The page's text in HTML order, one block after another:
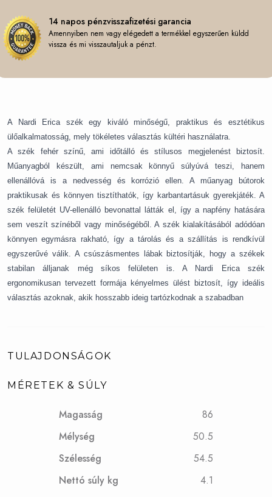
14 napos pénzvisszafizetési garancia
Amennyiben nem vagy elégedett a termékkel egyszerűen küldd
vissza és mi visszautaljuk a pénzt.
A Nardi Erica szék egy kiváló minőségű, praktikus és esztétikus
ülőalkalmatosság, mely tökéletes választás kültéri használatra.
A szék fehér színű, ami időtálló és stílusos megjelenést biztosít.
Műanyagból készült, ami nemcsak könnyű súlyúvá teszi, hanem
ellenállóvá is a nedvesség és korrózió ellen. A műanyag bútorok
praktikusak és könnyen tisztíthatók, így karbantartásuk gyerekjáték. A
szék felületét UV-ellenálló bevonattal látták el, így a napfény hatására
sem veszít színéből vagy minőségéből.A szék kialakításából adódóan
könnyen egymásra rakható, így a tárolás és a szállítás is rendkívül
egyszerűvé válik. A csúszásmentes lábak biztosítják, hogy a székek
stabilan álljanak még síkos felületen is. A Nardi Erica szék
ergonomikusan tervezett formája kényelmes ülést biztosít, így ideális
választás azoknak, akik hosszabb ideig tartózkodnak a szabadban
TULAJDONSÁGOK
MÉRETEK & SÚLY
Magasság
86
Mélység
50.5
Szélesség
54.5
Nettó súly kg
4.1